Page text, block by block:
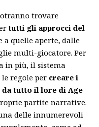
trovare
tutti gli approcci del
quelle aperte, dalle
multi-giocatore. Per
in più, il sistema
le regole per creare i
tutto il lore di Age
partite narrative.
delle innumerevoli